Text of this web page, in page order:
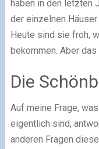
haben in den letzten
der einzelnen
Heute sind sie froh,
bekommen. Aber
Die
Auf meine Frage,
eigentlich sind,
anderen Fragen